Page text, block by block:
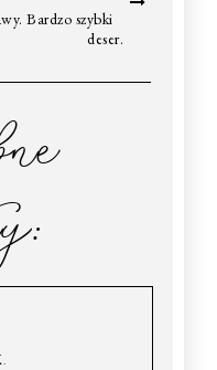
Bardzo szybki
deser.